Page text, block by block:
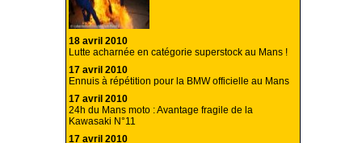
18 avril 2010
Lutte acharnée en catégorie superstock au Mans !
17 avril 2010
Ennuis à répétition pour la BMW officielle au Mans
17 avril 2010
24h du Mans moto : Avantage fragile de la
Kawasaki N°11
17 avril 2010